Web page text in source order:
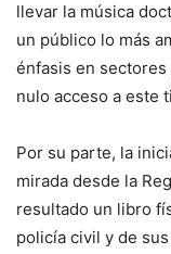
llevar la música
un público lo más
énfasis en
nulo acceso a este
Por su parte, la
mirada desde la
resultado un libro
policía civil y de